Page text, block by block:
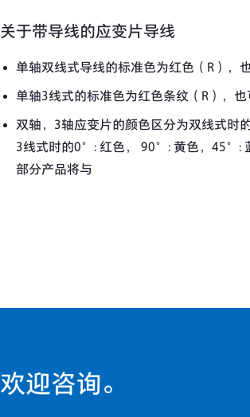
关于带导线的应变片导线
单轴双线式导线的标准色为红色（R），
单轴3线式的标准色为红色条纹（R），
双轴，3轴应变片的颜色区分为双线式
3线式时的0°: 红色， 90°: 黄色，45°:
部分产品将与
欢迎咨询。